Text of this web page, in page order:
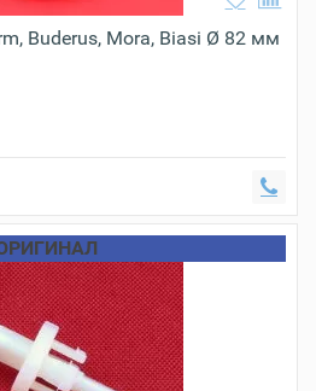
Buderus, Mora, Biasi Ø 82 мм